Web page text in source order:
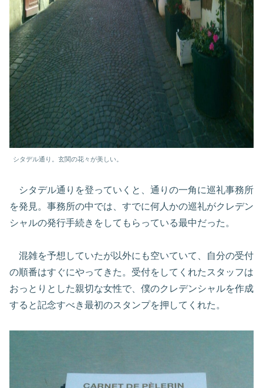
シタデル通り。玄関の花々が美しい。
シタデル通りを登っていくと、通りの一角に巡礼事務所
を発見。事務所の中では、すでに何人かの巡礼がクレデン
シャルの発行手続きをしてもらっている最中だった。
混雑を予想していたが以外にも空いていて、自分の受付
の順番はすぐにやってきた。受付をしてくれたスタッフは
おっとりとした親切な女性で、僕のクレデンシャルを作成
すると記念すべき最初のスタンプを押してくれた。